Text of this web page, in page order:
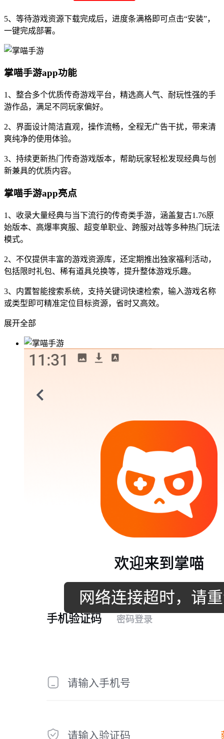
5、等待游戏资源下载完成后，进度条满格即可点击“安装”，
一键完成部署。
掌喵手游app功能
1、整合多个优质传奇游戏平台，精选高人气、耐玩性强的手
游作品，满足不同玩家偏好。
2、界面设计简洁直观，操作流畅，全程无广告干扰，带来清
爽纯净的使用体验。
3、持续更新热门传奇游戏版本，帮助玩家轻松发现经典与创
新兼具的优质内容。
掌喵手游app亮点
1、收录大量经典与当下流行的传奇类手游，涵盖复古1.76原
始版本、高爆率爽服、超变单职业、跨服对战等多种热门玩法
模式。
2、不仅提供丰富的游戏资源库，还定期推出独家福利活动，
包括限时礼包、稀有道具兑换等，提升整体游戏乐趣。
3、内置智能搜索系统，支持关键词快速检索，输入游戏名称
或类型即可精准定位目标资源，省时又高效。
展开全部